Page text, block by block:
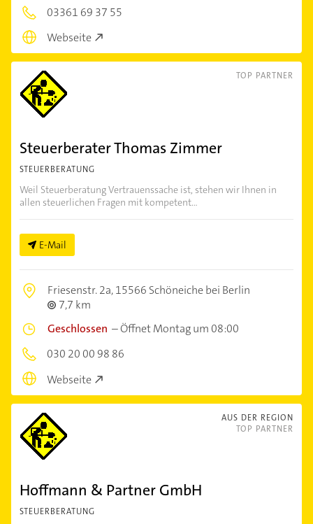
03361 69 37 55
Webseite
TOP PARTNER
Steuerberater Thomas Zimmer
STEUERBERATUNG
Weil Steuerberatung Vertrauenssache ist, stehen wir Ihnen in
allen steuerlichen Fragen mit kompetent...
E-Mail
Friesenstr. 2a,15566 Schöneiche bei Berlin
7,7 km
Geschlossen –Öffnet Montag um 08:00
030 20 00 98 86
Webseite
AUS DER REGION
TOP PARTNER
Hoffmann & Partner GmbH
STEUERBERATUNG